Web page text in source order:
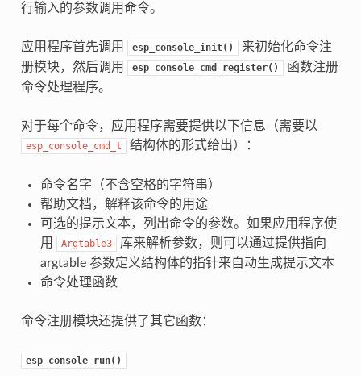
行输入的参数调用命令。
应用程序首先调用 esp_console_init()
来初始化命令注
册模块，然后调用
esp_console_cmd_register()
函数注册
命令处理程序。
对于每个命令，应用程序需要提供以下信息（需要以
esp_console_cmd_t 结构体的形式给出）：
命令名字（不含空格的字符串）
帮助文档，解释该命令的用途
可选的提示文本，列出命令的参数。如果应用程序使
用
Argtable3
库来解析参数，则可以通过提供指向
argtable 参数定义结构体的指针来自动生成提示文本
命令处理函数
命令注册模块还提供了其它函数：
esp_console_run()